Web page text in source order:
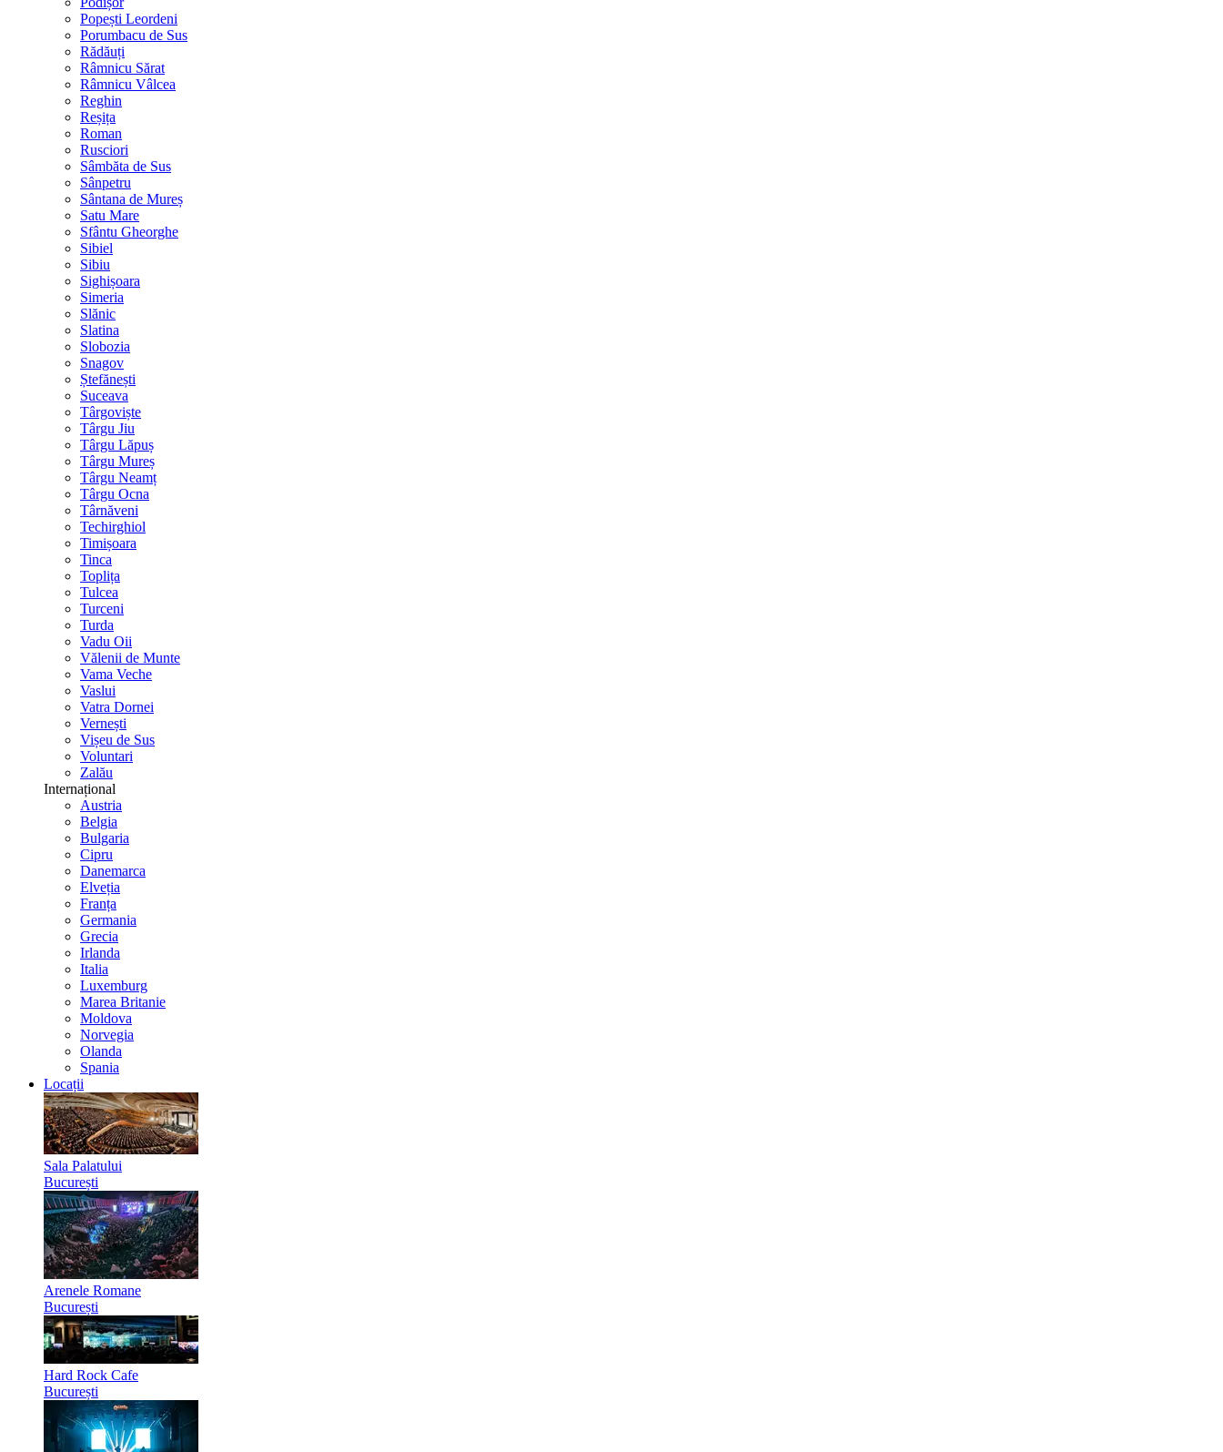
Popești Leordeni
Porumbacu de Sus
Rădăuți
Râmnicu Sărat
Râmnicu Vâlcea
Reghin
Reșița
Roman
Rusciori
Sâmbăta de Sus
Sânpetru
Sântana de Mureș
Satu Mare
Sfântu Gheorghe
Sibiel
Sibiu
Sighișoara
Simeria
Slănic
Slatina
Slobozia
Snagov
Ștefănești
Suceava
Târgoviște
Târgu Jiu
Târgu Lăpuș
Târgu Mureș
Târgu Neamț
Târgu Ocna
Târnăveni
Techirghiol
Timișoara
Tinca
Toplița
Tulcea
Turceni
Turda
Vadu Oii
Vălenii de Munte
Vama Veche
Vaslui
Vatra Dornei
Vernești
Vișeu de Sus
Voluntari
Zalău
Internațional
Austria
Belgia
Bulgaria
Cipru
Danemarca
Elveția
Franța
Germania
Grecia
Irlanda
Italia
Luxemburg
Marea Britanie
Moldova
Norvegia
Olanda
Spania
Locații
Sala Palatului
București
Arenele Romane
București
Hard Rock Cafe
București